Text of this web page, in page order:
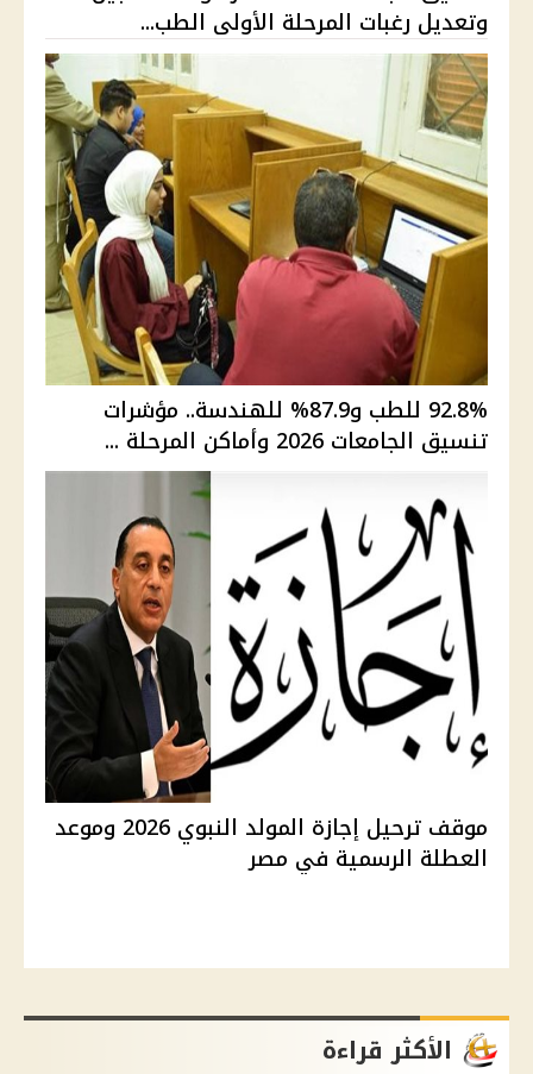
وتعديل رغبات المرحلة الأولى الطب...
92.8% للطب و87.9% للهندسة.. مؤشرات
تنسيق الجامعات 2026 وأماكن المرحلة ...
موقف ترحيل إجازة المولد النبوي 2026 وموعد
العطلة الرسمية في مصر
الأكثر قراءة